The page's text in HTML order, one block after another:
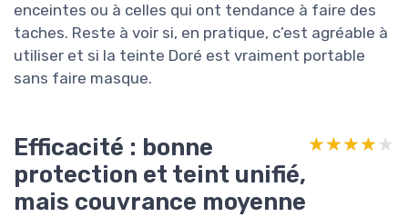
enceintes ou à celles qui ont tendance à faire des
taches. Reste à voir si, en pratique, c’est agréable à
utiliser et si la teinte Doré est vraiment portable
sans faire masque.
Efficacité : bonne
protection et teint unifié,
mais couvrance moyenne
★★★★★
★★★★★